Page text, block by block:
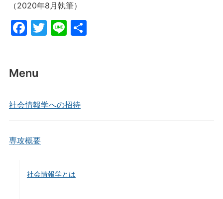
Menu
社会情報学への招待
専攻概要
社会情報学とは
（2020年8月執筆）
F
e
o
k
T Li 共